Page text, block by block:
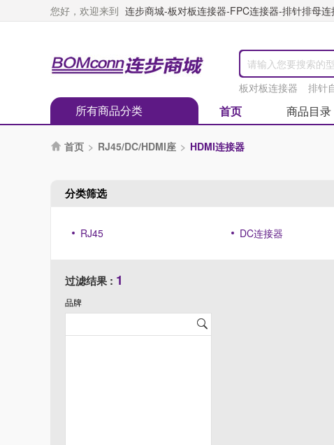
您好，欢迎来到 连步商城-板对板连接器-FPC连接器-排针排母
板对板连接器 排针
所有商品分类 首页 商品目录
 首页 > RJ45/DC/HDMI座 > HDMI连接器
分类筛选
RJ45 DC连接器
过滤结果 : 1
品牌